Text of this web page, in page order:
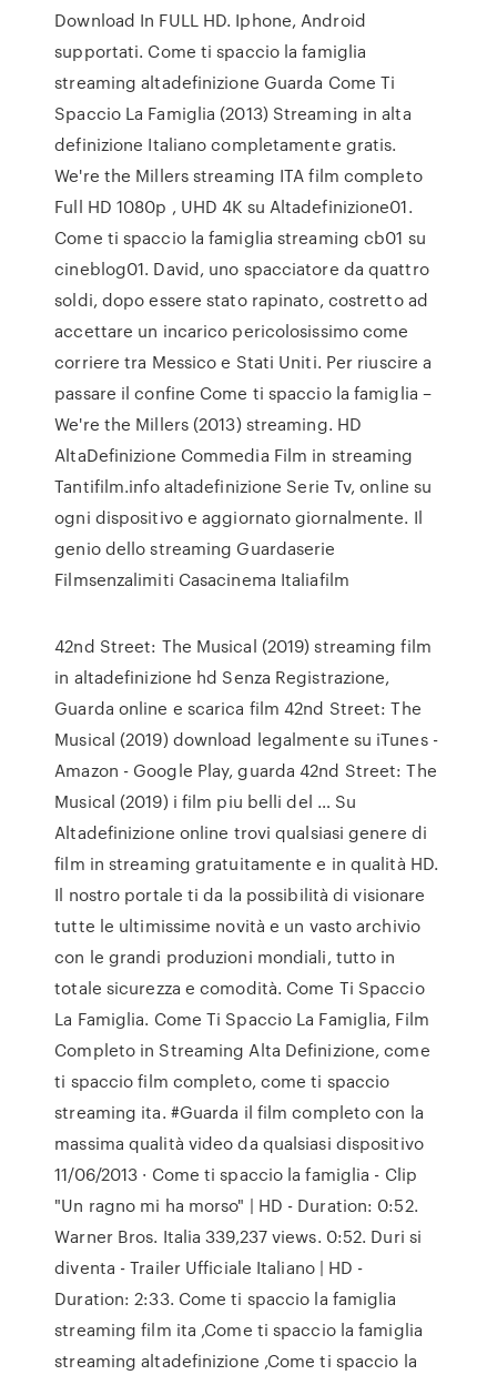
Download In FULL HD. Iphone, Android
supportati. Come ti spaccio la famiglia
streaming altadefinizione Guarda Come Ti
Spaccio La Famiglia (2013) Streaming in alta
definizione Italiano completamente gratis.
We're the Millers streaming ITA film completo
Full HD 1080p , UHD 4K su Altadefinizione01.
Come ti spaccio la famiglia streaming cb01 su
cineblog01. David, uno spacciatore da quattro
soldi, dopo essere stato rapinato, costretto ad
accettare un incarico pericolosissimo come
corriere tra Messico e Stati Uniti. Per riuscire a
passare il confine Come ti spaccio la famiglia –
We're the Millers (2013) streaming. HD
AltaDefinizione Commedia Film in streaming
Tantifilm.info altadefinizione Serie Tv, online su
ogni dispositivo e aggiornato giornalmente. Il
genio dello streaming Guardaserie
Filmsenzalimiti Casacinema Italiafilm
42nd Street: The Musical (2019) streaming film
in altadefinizione hd Senza Registrazione,
Guarda online e scarica film 42nd Street: The
Musical (2019) download legalmente su iTunes -
Amazon - Google Play, guarda 42nd Street: The
Musical (2019) i film piu belli del … Su
Altadefinizione online trovi qualsiasi genere di
film in streaming gratuitamente e in qualità HD.
Il nostro portale ti da la possibilità di visionare
tutte le ultimissime novità e un vasto archivio
con le grandi produzioni mondiali, tutto in
totale sicurezza e comodità. Come Ti Spaccio
La Famiglia. Come Ti Spaccio La Famiglia, Film
Completo in Streaming Alta Definizione, come
ti spaccio film completo, come ti spaccio
streaming ita. #Guarda il film completo con la
massima qualità video da qualsiasi dispositivo
11/06/2013 · Come ti spaccio la famiglia - Clip
"Un ragno mi ha morso" | HD - Duration: 0:52.
Warner Bros. Italia 339,237 views. 0:52. Duri si
diventa - Trailer Ufficiale Italiano | HD -
Duration: 2:33. Come ti spaccio la famiglia
streaming film ita ,Come ti spaccio la famiglia
streaming altadefinizione ,Come ti spaccio la